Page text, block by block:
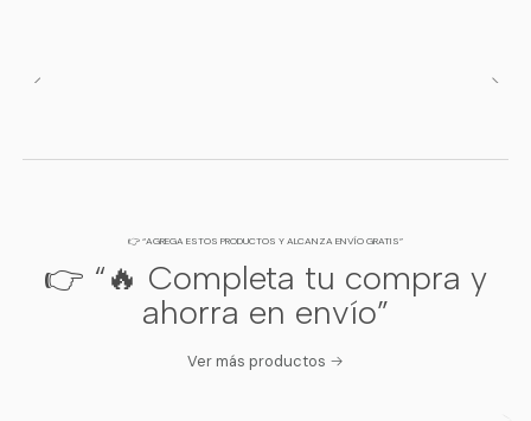
👉 “AGREGA ESTOS PRODUCTOS Y ALCANZA ENVÍO GRATIS”
👉 “🔥 Completa tu compra y
ahorra en envío”
Ver más productos